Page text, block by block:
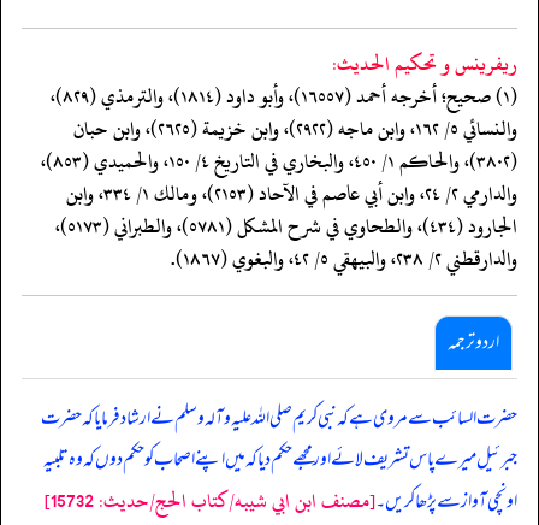
ريفرينس و تحكيم الحدیث:
(١) صحيح؛ أخرجه أحمد (١٦٥٥٧)، وأبو داود (١٨١٤)، والترمذي (٨٢٩)،
والنسائي ٥/ ١٦٢، وابن ماجه (٢٩٢٢)، وابن خزيمة (٢٦٢٥)، وابن حبان
(٣٨٠٢)، والحاكم ١/ ٤٥٠، والبخاري في التاريخ ٤/ ١٥٠، والحميدي (٨٥٣)،
والدارمي ٢/ ٢٤، وابن أبي عاصم في الآحاد (٢١٥٣)، ومالك ١/ ٣٣٤، وابن
الجارود (٤٣٤)، والطحاوي في شرح المشكل (٥٧٨١)، والطبراني (٥١٧٣)،
والدارقطني ٢/ ٢٣٨، والبيهقي ٥/ ٤٢، والبغوي (١٨٦٧).
اردو ترجمہ
حضرت السائب سے مروی ہے کہ نبی کریم صلی اللہ علیہ وآلہ وسلم نے ارشاد فرمایا کہ حضرت
جبرئیل میرے پاس تشریف لائے اور مجھے حکم دیا کہ میں اپنے اصحاب کو حکم دوں کہ وہ تلبیہ
اونچی آواز سے پڑھا کریں۔[مصنف ابن ابي شيبه/كتاب الحج/حدیث: 15732]